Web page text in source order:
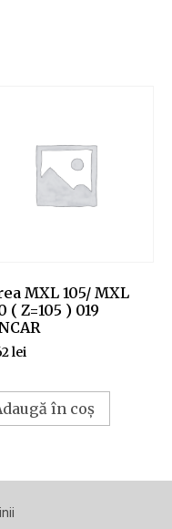
MXL 105/ MXL
( Z=105 ) 019
lei
în coș